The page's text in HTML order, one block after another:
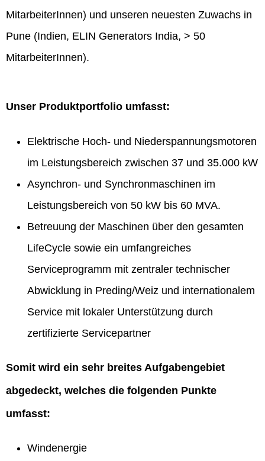
MitarbeiterInnen) und unseren neuesten Zuwachs in
Pune (Indien, ELIN Generators India, > 50
MitarbeiterInnen).
Unser Produktportfolio umfasst:
Elektrische Hoch- und Niederspannungsmotoren
im Leistungsbereich zwischen 37 und 35.000 kW
Asynchron- und Synchronmaschinen im
Leistungsbereich von 50 kW bis 60 MVA.
Betreuung der Maschinen über den gesamten
LifeCycle sowie ein umfangreiches
Serviceprogramm mit zentraler technischer
Abwicklung in Preding/Weiz und internationalem
Service mit lokaler Unterstützung durch
zertifizierte Servicepartner
Somit wird ein sehr breites Aufgabengebiet
abgedeckt, welches die folgenden Punkte
umfasst:
Windenergie